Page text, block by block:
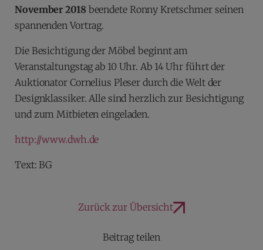
November 2018 beendete Ronny Kretschmer seinen
spannenden Vortrag.
Die Besichtigung der Möbel beginnt am
Veranstaltungstag ab 10 Uhr. Ab 14 Uhr führt der
Auktionator Cornelius Pleser durch die Welt der
Designklassiker. Alle sind herzlich zur Besichtigung
und zum Mitbieten eingeladen.
http://www.dwh.de
Text: BG
Zurück zur Übersicht
Beitrag teilen